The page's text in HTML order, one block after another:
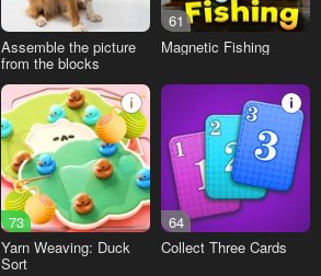
Assemble the picture
from the blocks
61
Magnetic Fishing
73
Yarn Weaving: Duck
Sort
64
Collect Three Cards